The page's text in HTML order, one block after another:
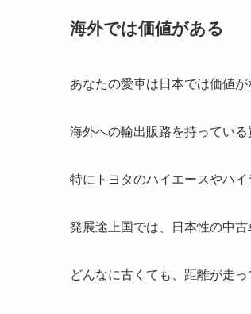
海外では価値がある
あなたの愛車は日本では価値
海外への輸出販路を持ってい
特にトヨタのハイエースやハ
発展途上国では、日本性の中
どんなに古くても、距離が走